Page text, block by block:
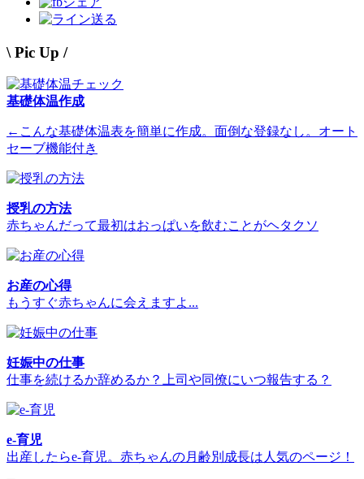
送る
\ Pic Up /
基礎体温作成
←こんな基礎体温表を簡単に作成。面倒な登録なし。オート
セーブ機能付き
授乳の方法
赤ちゃんだって最初はおっぱいを飲むことがヘタクソ
お産の心得
もうすぐ赤ちゃんに会えますよ...
妊娠中の仕事
仕事を続けるか辞めるか？上司や同僚にいつ報告する？
e-育児
出産したらe-育児。赤ちゃんの月齢別成長は人気のページ！